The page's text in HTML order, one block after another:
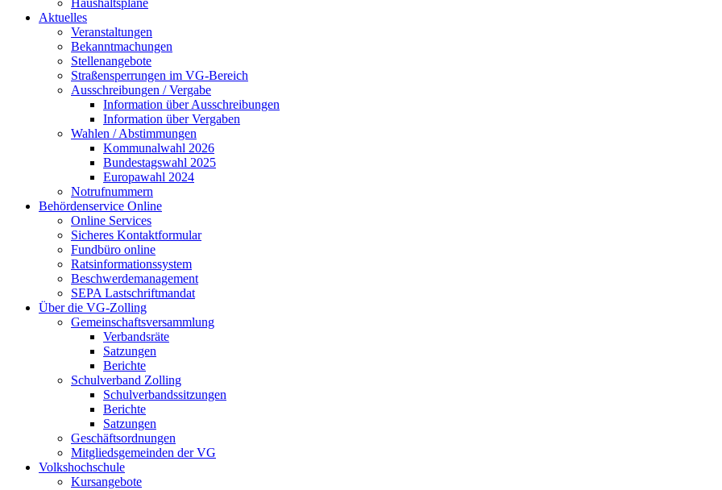
Haushaltspläne
Aktuelles
Veranstaltungen
Bekanntmachungen
Stellenangebote
Straßensperrungen im VG-Bereich
Ausschreibungen / Vergabe
Information über Ausschreibungen
Information über Vergaben
Wahlen / Abstimmungen
Kommunalwahl 2026
Bundestagswahl 2025
Europawahl 2024
Notrufnummern
Behördenservice Online
Online Services
Sicheres Kontaktformular
Fundbüro online
Ratsinformationssystem
Beschwerdemanagement
SEPA Lastschriftmandat
Über die VG-Zolling
Gemeinschaftsversammlung
Verbandsräte
Satzungen
Berichte
Schulverband Zolling
Schulverbandssitzungen
Berichte
Satzungen
Geschäftsordnungen
Mitgliedsgemeinden der VG
Volkshochschule
Kursangebote